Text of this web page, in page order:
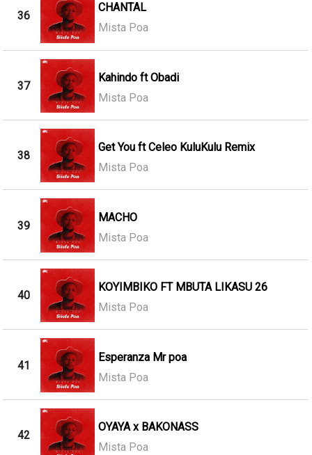
36
CHANTAL
Mista Poa
37
Kahindo ft Obadi
Mista Poa
38
Get You ft Celeo KuluKulu Remix
Mista Poa
39
MACHO
Mista Poa
40
KOYIMBIKO FT MBUTA LIKASU 26
Mista Poa
41
Esperanza Mr poa
Mista Poa
42
OYAYA x BAKONASS
Mista Poa